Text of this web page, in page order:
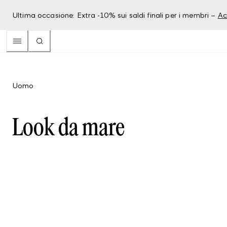
Ultima occasione: Extra -10% sui saldi finali per i membri –
Uomo
Look da mare